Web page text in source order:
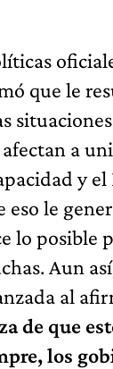
que le
a
y
eso le
lo posible
Aun
al
de que
los